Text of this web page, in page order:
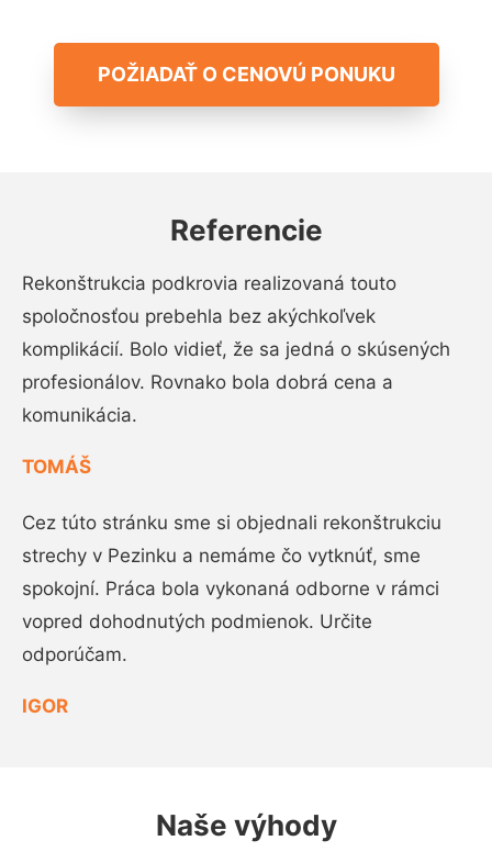
POŽIADAŤ O CENOVÚ PONUKU
Referencie
Rekonštrukcia podkrovia realizovaná touto
spoločnosťou prebehla bez akýchkoľvek
komplikácií. Bolo vidieť, že sa jedná o skúsených
profesionálov. Rovnako bola dobrá cena a
komunikácia.
TOMÁŠ
Cez túto stránku sme si objednali rekonštrukciu
strechy v Pezinku a nemáme čo vytknúť, sme
spokojní. Práca bola vykonaná odborne v rámci
vopred dohodnutých podmienok. Určite
odporúčam.
IGOR
Naše výhody